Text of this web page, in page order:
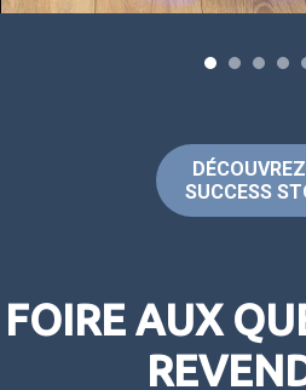
SUCCESS
FOIRE AUX